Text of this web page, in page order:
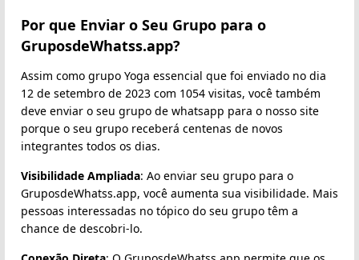
Por que Enviar o Seu Grupo para o
GruposdeWhatss.app?
Assim como grupo Yoga essencial que foi enviado no dia
12 de setembro de 2023 com 1054 visitas, você também
deve enviar o seu grupo de whatsapp para o nosso site
porque o seu grupo receberá centenas de novos
integrantes todos os dias.
Visibilidade Ampliada: Ao enviar seu grupo para o
GruposdeWhatss.app, você aumenta sua visibilidade. Mais
pessoas interessadas no tópico do seu grupo têm a
chance de descobri-lo.